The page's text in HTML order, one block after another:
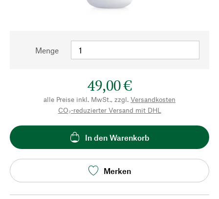
Menge
49,00 €
alle Preise inkl. MwSt., zzgl. Versandkosten
CO₂-reduzierter Versand mit DHL
In den Warenkorb
Merken